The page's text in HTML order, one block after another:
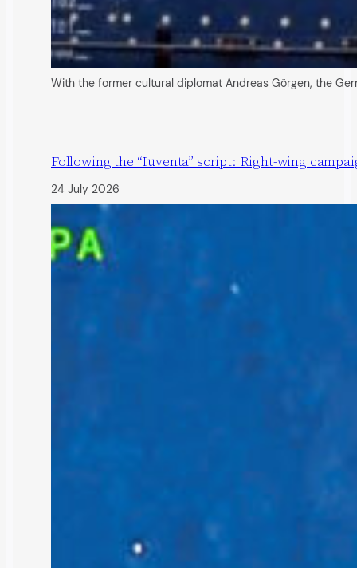
With the former cultural diplomat Andreas Görgen, the
Following the “Iuventa” script: Right-wing
24 July 2026